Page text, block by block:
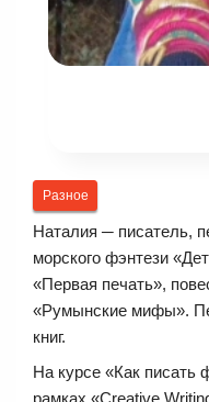
Разное
Наталия ─ писатель,
морского фэнтези
«Первая печать»,
«Румынские мифы».
книг.
На курсе «Как писать
рамках «Creative